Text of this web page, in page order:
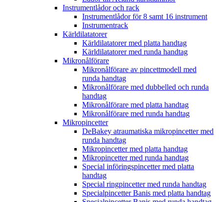
Instrumentlådor och rack
Instrumentlådor för 8 samt 16 instrument
Instrumentrack
Kärldilatatorer
Kärldilatatorer med platta handtag
Kärldilatatorer med runda handtag
Mikronålförare
Mikronålförare av pincettmodell med
runda handtag
Mikronålförare med dubbelled och runda
handtag
Mikronålförare med platta handtag
Mikronålförare med runda handtag
Mikropincetter
DeBakey atraumatiska mikropincetter med
runda handtag
Mikropincetter med platta handtag
Mikropincetter med runda handtag
Special införingspincetter med platta
handtag
Special ringpincetter med runda handtag
Specialpincetter Banis med platta handtag